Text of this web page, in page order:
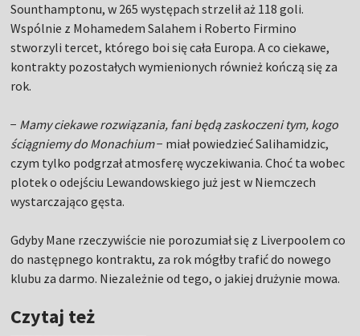
Sounthamptonu, w 265 występach strzelił aż 118 goli.
Wspólnie z Mohamedem Salahem i Roberto Firmino
stworzyli tercet, którego boi się cała Europa. A co ciekawe,
kontrakty pozostałych wymienionych również kończą się za
rok.
− Mamy ciekawe rozwiązania, fani będą zaskoczeni tym, kogo
ściągniemy do Monachium− miał powiedzieć Salihamidzic,
czym tylko podgrzał atmosferę wyczekiwania. Choć ta wobec
plotek o odejściu Lewandowskiego już jest w Niemczech
wystarczająco gęsta.
Gdyby Mane rzeczywiście nie porozumiał się z Liverpoolem co
do następnego kontraktu, za rok mógłby trafić do nowego
klubu za darmo. Niezależnie od tego, o jakiej drużynie mowa.
Czytaj też